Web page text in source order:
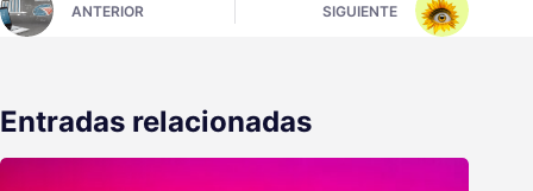
ANTERIOR SIGUIENTE
Entradas relacionadas